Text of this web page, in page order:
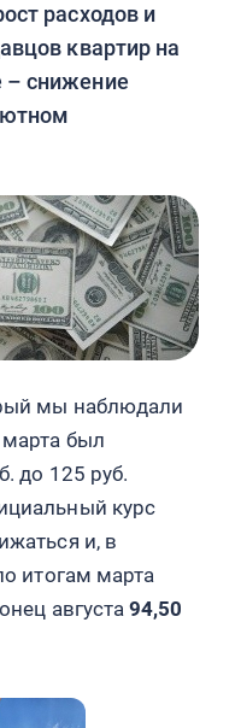
расходов и
квартир на
снижение
мы наблюдали
был
до 125 руб.
курс
и, в
итогам марта
августа 94,50